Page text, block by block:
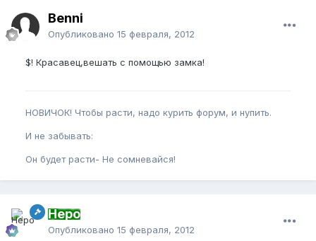
Benni
Опубликовано 15 февраля, 2012
$! Красавец,вешать с помощью замка!
НОВИЧОК! Чтобы расти, надо курить форум, и нупить.
И не забывать:
Он будет расти- Не сомневайся!
Неро
Опубликовано 15 февраля, 2012